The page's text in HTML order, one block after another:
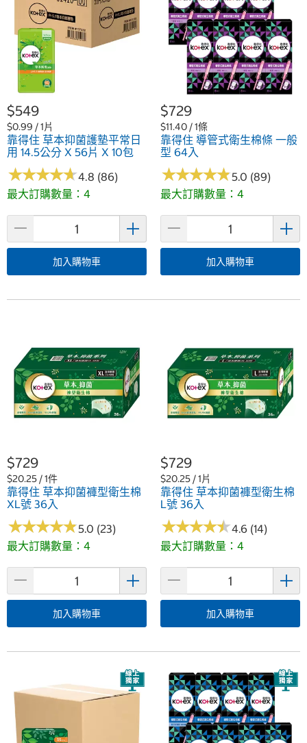
$549
$0.99 / 1片
靠得住 草本抑菌護墊平常日
用 14.5公分 X 56片 X 10包
★★★★★
★★★★★4.8 (86)
最大訂購數量：4
加入購物車
$729
$11.40 / 1條
靠得住 導管式衛生棉條 一般
型 64入
★★★★★
★★★★★5.0 (89)
最大訂購數量：4
加入購物車
$729
$20.25 / 1件
靠得住 草本抑菌褲型衛生棉
XL號 36入
★★★★★
★★★★★5.0 (23)
最大訂購數量：4
加入購物車
$729
$20.25 / 1片
靠得住 草本抑菌褲型衛生棉
L號 36入
★★★★★
★★★★★4.6 (14)
最大訂購數量：4
加入購物車